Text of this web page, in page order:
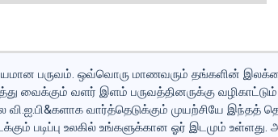
பருவம். ஒவ்வொரு மாணவரும் தங்களின்
வைக்கும் வளர் இளம் பருவத்தினருக்கு
வார்த்தெடுக்கும் முயற்சியே இந்தத்
படிப்பு உலகில் உங்களுக்கான ஓர் இடமும்